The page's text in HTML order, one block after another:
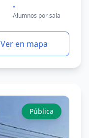
-
Alumnos por sala
Ver en mapa
Pública